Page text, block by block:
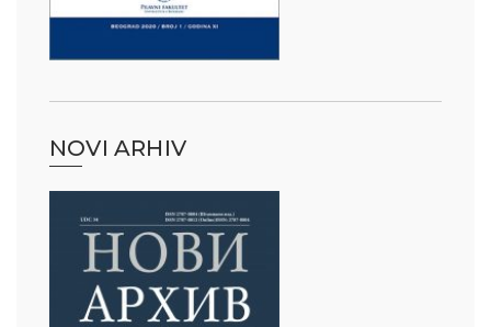
NOVI ARHIV